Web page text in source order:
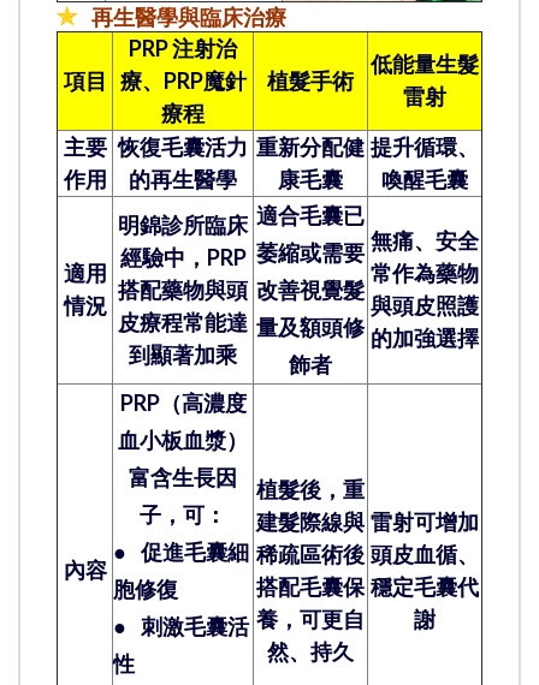
✯ 再生醫學與臨床治療
項目
PRP 注射治
療、PRP魔針
療程
植髮手術
低能量生髮
雷射
主要
作用
恢復毛囊活力
的再生醫學
重新分配健
康毛囊
提升循環、
喚醒毛囊
適用
情況
明錦診所臨床
經驗中，PRP
搭配藥物與頭
皮療程常能達
到顯著加乘
適合毛囊已
萎縮或需要
改善視覺髮
量及額頭修
飾者
無痛、安全
常作為藥物
與頭皮照護
的加強選擇
內容
PRP（高濃度
血小板血漿）
富含生長因
子，可：
●促進毛囊細
胞修復
● 刺激毛囊活
性
植髮後，重
建髮際線與
稀疏區術後
搭配毛囊保
養，可更自
然、持久
雷射可增加
頭皮血循、
穩定毛囊代
謝